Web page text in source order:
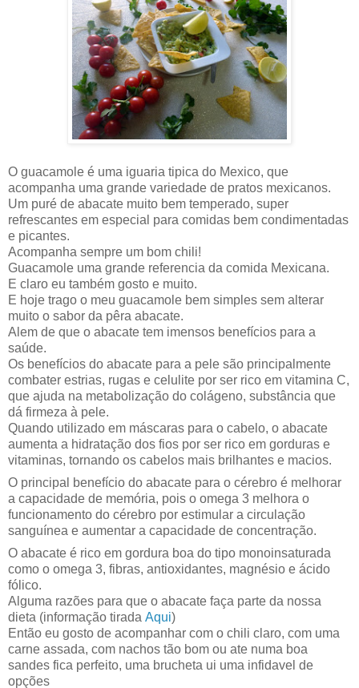
O guacamole é uma iguaria tipica do Mexico, que
acompanha uma grande variedade de pratos mexicanos.
Um puré de abacate muito bem temperado, super
refrescantes em especial para comidas bem condimentadas
e picantes.
Acompanha sempre um bom chili!
Guacamole uma grande referencia da comida Mexicana.
E claro eu também gosto e muito.
E hoje trago o meu guacamole bem simples sem alterar
muito o sabor da pêra abacate.
Alem de que o abacate tem imensos benefícios para a
saúde.
Os benefícios do abacate para a pele são principalmente
combater estrias, rugas e celulite por ser rico em vitamina C,
que ajuda na metabolização do colágeno, substância que
dá firmeza à pele.
Quando utilizado em máscaras para o cabelo, o abacate
aumenta a hidratação dos fios por ser rico em gorduras e
vitaminas, tornando os cabelos mais brilhantes e macios.
O principal benefício do abacate para o cérebro é melhorar
a capacidade de memória, pois o omega 3 melhora o
funcionamento do cérebro por estimular a circulação
sanguínea e aumentar a capacidade de concentração.
O abacate é rico em gordura boa do tipo monoinsaturada
como o omega 3, fibras, antioxidantes, magnésio e ácido
fólico.
Alguma razões para que o abacate faça parte da nossa
dieta (informação tirada Aqui)
Então eu gosto de acompanhar com o chili claro, com uma
carne assada, com nachos tão bom ou ate numa boa
sandes fica perfeito, uma brucheta ui uma infidavel de
opções